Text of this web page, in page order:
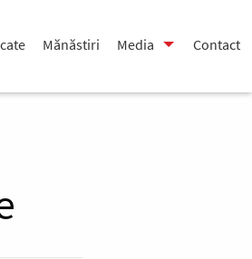
Mănăstiri Media Contact